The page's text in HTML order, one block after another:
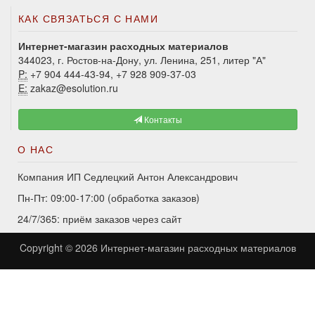
КАК СВЯЗАТЬСЯ С НАМИ
Интернет-магазин расходных материалов
344023, г. Ростов-на-Дону, ул. Ленина, 251, литер "А"
P: +7 904 444-43-94, +7 928 909-37-03
E: zakaz@esolution.ru
Контакты
О НАС
Компания ИП Седлецкий Антон Александрович
Пн-Пт: 09:00-17:00 (обработка заказов)
24/7/365: приём заказов через сайт
Copyright © 2026 Интернет-магазин расходных материалов